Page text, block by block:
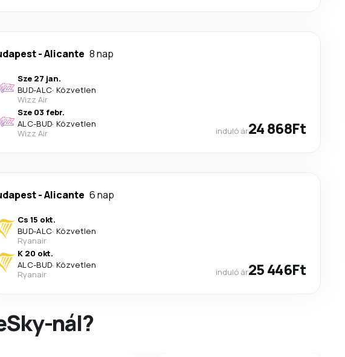
-Alicante 8 nap
Sze 27 jan.
BUD-ALC· Közvetlen
Wizz Air
Sze 03 febr.
ALC-BUD· Közvetlen
Wizz Air
induló ár24 868Ft
-Alicante 6 nap
Cs 15 okt.
BUD-ALC· Közvetlen
Ryanair
K 20 okt.
ALC-BUD· Közvetlen
Ryanair
induló ár25 446Ft
nál?